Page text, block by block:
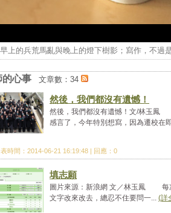
上的兵荒馬亂與晚上的燈下樹影；寫作，不過
的心事 文章數：34
然後，我們都沒有遺憾！
然後，我們都沒有遺憾！文/林玉鳳
感言了，今年特別想寫，因為遷校在
時間：2014-06-21 16:19:48 | 回應：0
填志願
圖片來源：新浪網 文／林玉鳳 每
文字改來改去，總忍不住要問一... (詳